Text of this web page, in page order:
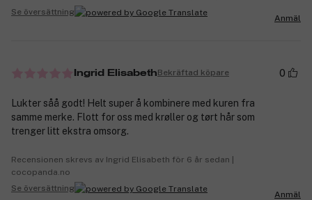
Se översättning
Anmäl
Ingrid ElisabethBekräftad köpare 0
Lukter såå godt! Helt super å kombinere med kuren fra
samme merke. Flott for oss med krøller og tørt hår som
trenger litt ekstra omsorg.
Recensionen skrevs av Ingrid Elisabeth för 6 år sedan |
cocopanda.no
Se översättning
Anmäl